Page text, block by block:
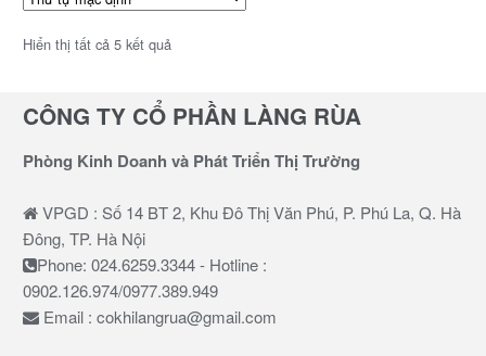
Hiển thị tất cả 5 kết quả
CÔNG TY CỔ PHẦN LÀNG RÙA
Phòng Kinh Doanh và Phát Triển Thị Trường
VPGD : Số 14 BT 2, Khu Đô Thị Văn Phú, P. Phú La, Q. Hà
Đông, TP. Hà Nội
Phone: 024.6259.3344 - Hotline :
0902.126.974/0977.389.949
Email : cokhilangrua@gmail.com